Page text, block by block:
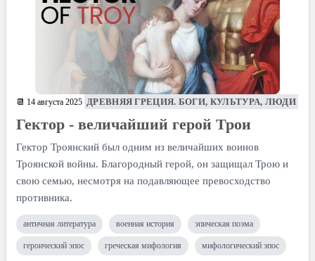
📆 14 августа 2025 ДРЕВНЯЯ ГРЕЦИЯ. БОГИ, КУЛЬТУРА, ЛЮДИ
Гектор - величайший герой Трои
Гектор Троянский был одним из величайших воинов
Троянской войны. Благородный герой, он защищал Трою и
свою семью, несмотря на подавляющее превосходство
противника.
античная литература военная история эпическая поэма
героический эпос греческая мифология мифологический эпос